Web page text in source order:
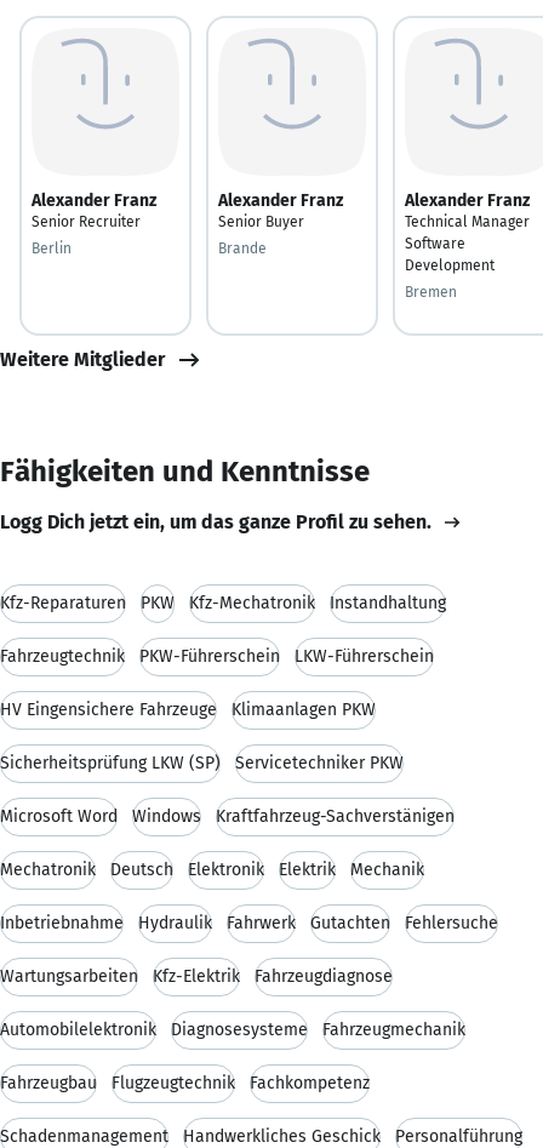
Alexander Franz
Senior Recruiter
Berlin
Alexander Franz
Senior Buyer
Brande
Alexander Franz
Technical Manager
Software
Development
Bremen
Weitere Mitglieder
Fähigkeiten und Kenntnisse
Logg Dich jetzt ein, um das ganze Profil zu sehen.
Kfz-Reparaturen PKW Kfz-Mechatronik Instandhaltung
Fahrzeugtechnik PKW-Führerschein LKW-Führerschein
HV Eingensichere Fahrzeuge Klimaanlagen PKW
Sicherheitsprüfung LKW (SP) Servicetechniker PKW
Microsoft Word Windows Kraftfahrzeug-Sachverstänigen
Mechatronik Deutsch Elektronik Elektrik Mechanik
Inbetriebnahme Hydraulik Fahrwerk Gutachten Fehlersuche
Wartungsarbeiten Kfz-Elektrik Fahrzeugdiagnose
Automobilelektronik Diagnosesysteme Fahrzeugmechanik
Fahrzeugbau Flugzeugtechnik Fachkompetenz
Schadenmanagement Handwerkliches Geschick Personalführung